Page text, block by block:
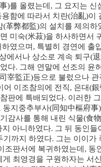
)를 올렸는데 , 그 요지는 신
함에 따라서 치란(治亂)이
(革弊都監)의 설치를 제의하
미숙(米菽)을 하사하면서
였으며 , 특별히 경연에 출
에서나 상소로 계속 퇴구(
다. 그해 연말에 선조의 윤
宰監正)등으로 불렀으나 관
어 이조참의에 전직, 은대(銀
판에 특배되었다. 이러한
동지중추부사(同知中樞府事)
감사를 통해 내린 식물(食物
지 아니하였다. 그 뒤 동인들
기까지 하였다. 그는 이이가
조판서에 복귀하였는데 , 동
게 최영경을 구원하자는 서